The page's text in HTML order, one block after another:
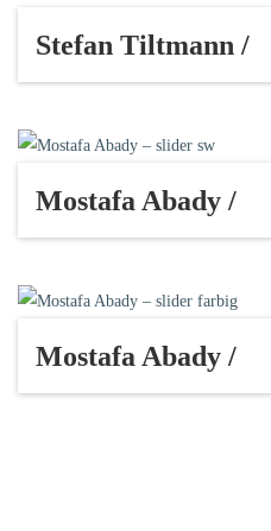
Stefan Tiltmann /
Mostafa Abady /
Mostafa Abady /